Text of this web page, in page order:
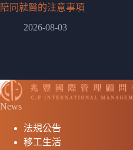
陪同就醫的注意事項
2026-08-03
News
法規公告
移工生活